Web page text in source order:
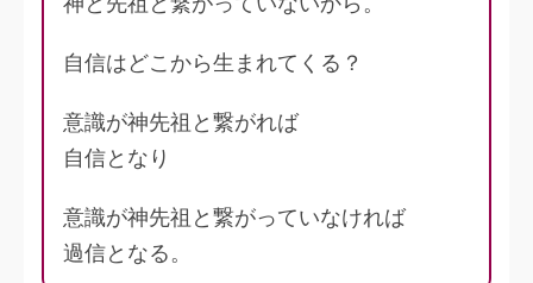
自信はどこから生まれてくる？
意識が神先祖と繋がれば
自信となり
意識が神先祖と繋がっていなければ
過信となる。